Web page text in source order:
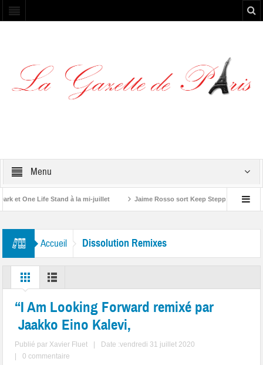
Menu
et One Life Stand à la mi-juillet Jaime Rosso sort Keep Stepping, son
Accueil Dissolution Remixes
“I Am Looking Forward remixé par
Jaakko Eino Kalevi,
Publié par Xavier Fluet
Date :vendredi 31 juillet 2020
0 commentaire